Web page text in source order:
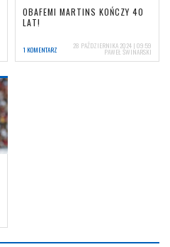
OBAFEMI MARTINS KOŃCZY 40
LAT!
1 KOMENTARZ 28 PAŹDZIERNIKA 2024 | 09:59
PAWEŁ ŚWINARSKI